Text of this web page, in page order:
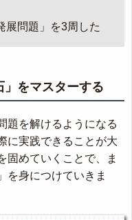
展問題」を3周した
をマスターする
題を解けるようになる
に実践できることが大
固めていくことで、ま
を身につけていきま